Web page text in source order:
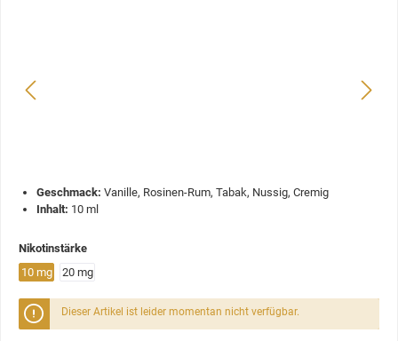
Geschmack: Vanille, Rosinen-Rum, Tabak, Nussig, Cremig
Inhalt: 10 ml
Nikotinstärke
10 mg
20 mg
Dieser Artikel ist leider momentan nicht verfügbar.